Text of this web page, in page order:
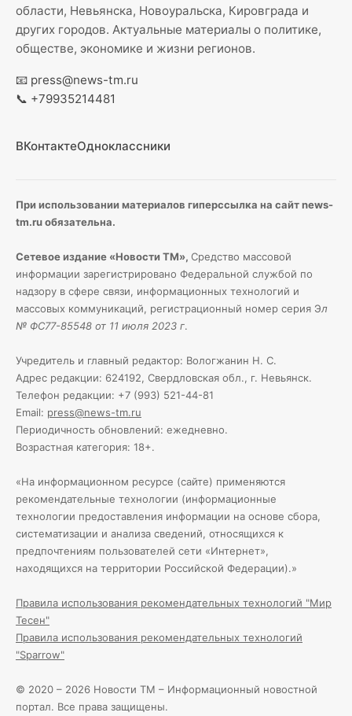
области, Невьянска, Новоуральска, Кировграда и
других городов. Актуальные материалы о политике,
обществе, экономике и жизни регионов.
📧 press@news-tm.ru
📞 +79935214481
ВКонтактеОдноклассники
При использовании материалов гиперссылка на сайт news-
tm.ru обязательна.
Сетевое издание «Новости ТМ», Средство массовой
информации зарегистрировано Федеральной службой по
надзору в сфере связи, информационных технологий и
массовых коммуникаций, регистрационный номер серия Эл
№ ФС77-85548 от 11 июля 2023 г.
Учредитель и главный редактор: Вологжанин Н. С.
Адрес редакции: 624192, Свердловская обл., г. Невьянск.
Телефон редакции: +7 (993) 521-44-81
Email: press@news-tm.ru
Периодичность обновлений: ежедневно.
Возрастная категория: 18+.
«На информационном ресурсе (сайте) применяются
рекомендательные технологии (информационные
технологии предоставления информации на основе сбора,
систематизации и анализа сведений, относящихся к
предпочтениям пользователей сети «Интернет»,
находящихся на территории Российской Федерации).»
Правила использования рекомендательных технологий "Мир
Тесен"
Правила использования рекомендательных технологий
"Sparrow"
© 2020 – 2026 Новости ТМ – Информационный новостной
портал. Все права защищены.